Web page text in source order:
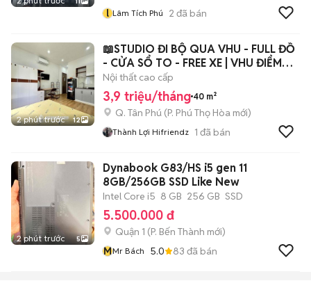
l Lâm Tích Phú 2 đã bán
2 phút trước 12
📖STUDIO ĐI BỘ QUA VHU - FULL ĐỒ
- CỬA SỔ TO - FREE XE | VHU ĐIỂM
DANH
Nội thất cao cấp
3,9 triệu/tháng 40 m²
Q. Tân Phú (P. Phú Thọ Hòa mới)
Thành Lợi Hifriendz 1 đã bán
2 phút trước 5
Dynabook G83/HS i5 gen 11
8GB/256GB SSD Like New
Intel Core i5 8 GB 256 GB SSD
5.500.000 đ
Quận 1 (P. Bến Thành mới)
MMr Bách 5.0 83 đã bán